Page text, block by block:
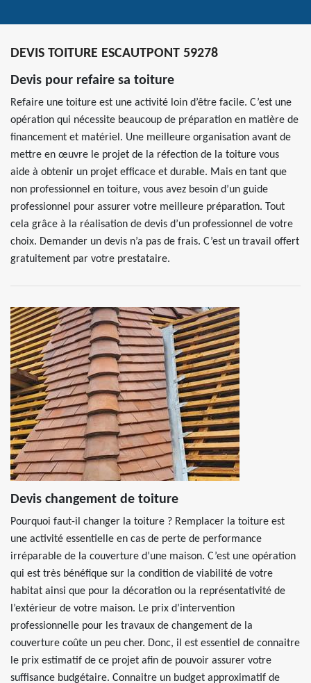
DEVIS TOITURE ESCAUTPONT 59278
Devis pour refaire sa toiture
Refaire une toiture est une activité loin d’être facile. C’est une
opération qui nécessite beaucoup de préparation en matière de
financement et matériel. Une meilleure organisation avant de
mettre en œuvre le projet de la réfection de la toiture vous
aide à obtenir un projet efficace et durable. Mais en tant que
non professionnel en toiture, vous avez besoin d’un guide
professionnel pour assurer votre meilleure préparation. Tout
cela grâce à la réalisation de devis d’un professionnel de votre
choix. Demander un devis n’a pas de frais. C’est un travail offert
gratuitement par votre prestataire.
Devis changement de toiture
Pourquoi faut-il changer la toiture ? Remplacer la toiture est
une activité essentielle en cas de perte de performance
irréparable de la couverture d’une maison. C’est une opération
qui est très bénéfique sur la condition de viabilité de votre
habitat ainsi que pour la décoration ou la représentativité de
l’extérieur de votre maison. Le prix d’intervention
professionnelle pour les travaux de changement de la
couverture coûte un peu cher. Donc, il est essentiel de connaitre
le prix estimatif de ce projet afin de pouvoir assurer votre
suffisance budgétaire. Connaitre un budget approximatif de